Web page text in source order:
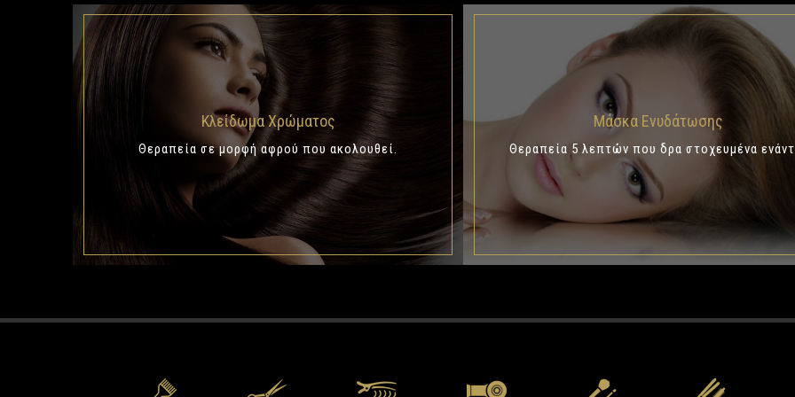
Κλείδωμα Χρώματος
Θεραπεία σε μορφή αφρού που ακολουθεί.
Μάσκα Ενυδάτωσης
Θεραπεία 5 λεπτών που δρα στοχευμένα